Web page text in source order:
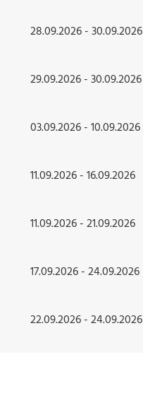
28.09.2026 - 30.09.2026
29.09.2026 - 30.09.2026
03.09.2026 - 10.09.2026
11.09.2026 - 16.09.2026
11.09.2026 - 21.09.2026
17.09.2026 - 24.09.2026
22.09.2026 - 24.09.2026